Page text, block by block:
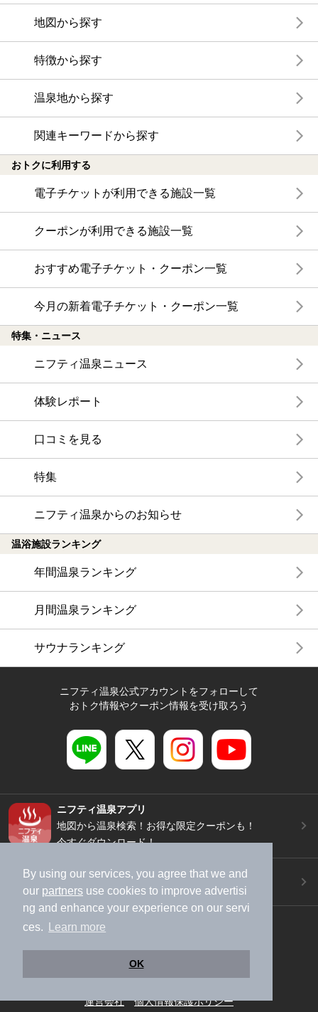
By using our services, you agree that we and
our partners use cookies to improve advertisi
ng and enhance your experience on our servi
ces.
Learn more
OK
地図から探す
特徴から探す
温泉地から探す
関連キーワードから探す
おトクに利用する
電子チケットが利用できる施設一覧
クーポンが利用できる施設一覧
おすすめ電子チケット・クーポン一覧
今月の新着電子チケット・クーポン一覧
特集・ニュース
ニフティ温泉ニュース
体験レポート
口コミを見る
特集
ニフティ温泉からのお知らせ
温浴施設ランキング
年間温泉ランキング
月間温泉ランキング
サウナランキング
ニフティ温泉公式アカウントをフォローして
おトク情報やクーポン情報を受け取ろう
ニフティ温泉アプリ
地図から温泉検索！お得な限定クーポンも！
今すぐダウンロード！
ご意見ご要望 ・お問い合わせ
施設データの新規追加や修正依頼もこちらから
ライフスタイルMEMBERS+規約
特定商取引法に基づく表記
ヘルプ
採用情報
運営会社
個人情報保護ポリシー